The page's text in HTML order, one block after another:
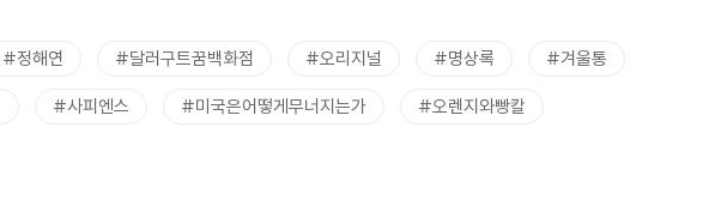
#정해연 #달러구트꿈백화점 #오리지널 #명상록 #겨울통
#사피엔스 #미국은어떻게무너지는가 #오렌지와빵칼